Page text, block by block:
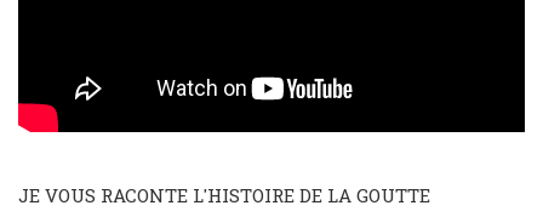
JE VOUS RACONTE L'HISTOIRE DE LA GOUTTE